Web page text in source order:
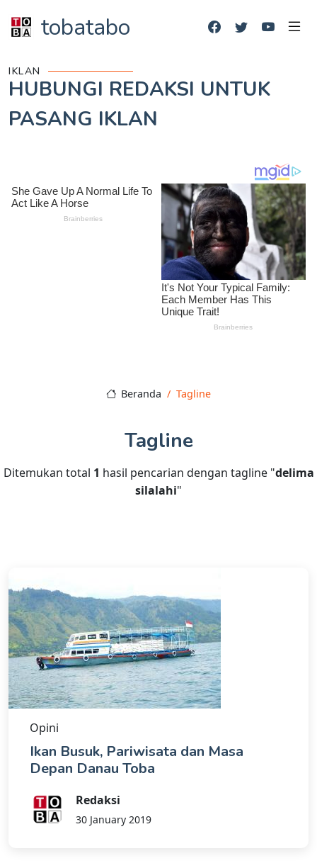
tobatabo
IKLAN
HUBUNGI REDAKSI UNTUK
PASANG IKLAN
Beranda Tagline
Tagline
Ditemukan total 1 hasil pencarian dengan tagline "delima
silalahi"
Opini
Ikan Busuk, Pariwisata dan Masa
Depan Danau Toba
Redaksi
30 January 2019